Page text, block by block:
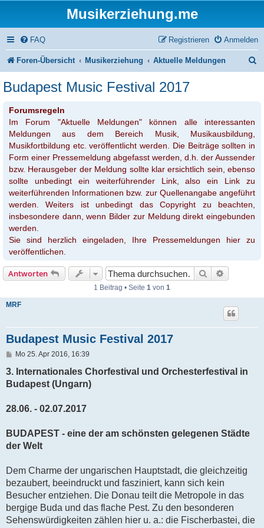
Musikerziehung.me
FAQ Anmelden
Registrieren
Foren-Übersicht Musikerziehung Aktuelle Meldungen
Budapest Music Festival 2017
Forumsregeln
Im Forum "Aktuelle Meldungen" können alle interessanten
Meldungen aus dem Bereich Musik, Musikausbildung,
Musikfortbildung etc. veröffentlicht werden. Die Beiträge sollten in
Form einer Pressemeldung abgefasst werden, d.h. der Aussender
bzw. Herausgeber der Meldung sollte klar ersichtlich sein, ebenso
sollte unbedingt ein weiterführender Link, also ein Link zu
weiterführenden Informationen bzw. zur Quellenangabe angeführt
werden. Weiters ist unbedingt das Copyright zu beachten,
insbesondere dann, wenn Bilder zur Meldung direkt eingebunden
werden.
Sie sind herzlich eingeladen, Ihre Pressemeldungen hier zu
veröffentlichen.
Antworten Suche
1 Beitrag • Seite 1 von 1
MRF
Budapest Music Festival 2017
B
r
g
Mo 25. Apr 2016, 16:39
3. Internationales Chorfestival und Orchesterfestival in
Budapest (Ungarn)
28.06. - 02.07.2017
BUDAPEST - eine der am schönsten gelegenen Städte
der Welt
Dem Charme der ungarischen Hauptstadt, die gleichzeitig
bezaubert, beeindruckt und fasziniert, kann sich kein
Besucher entziehen. Die Donau teilt die Metropole in das
bergige Buda und das flache Pest. Zu den besonderen
Sehenswürdigkeiten zählen hier u. a.: die Fischerbastei, die